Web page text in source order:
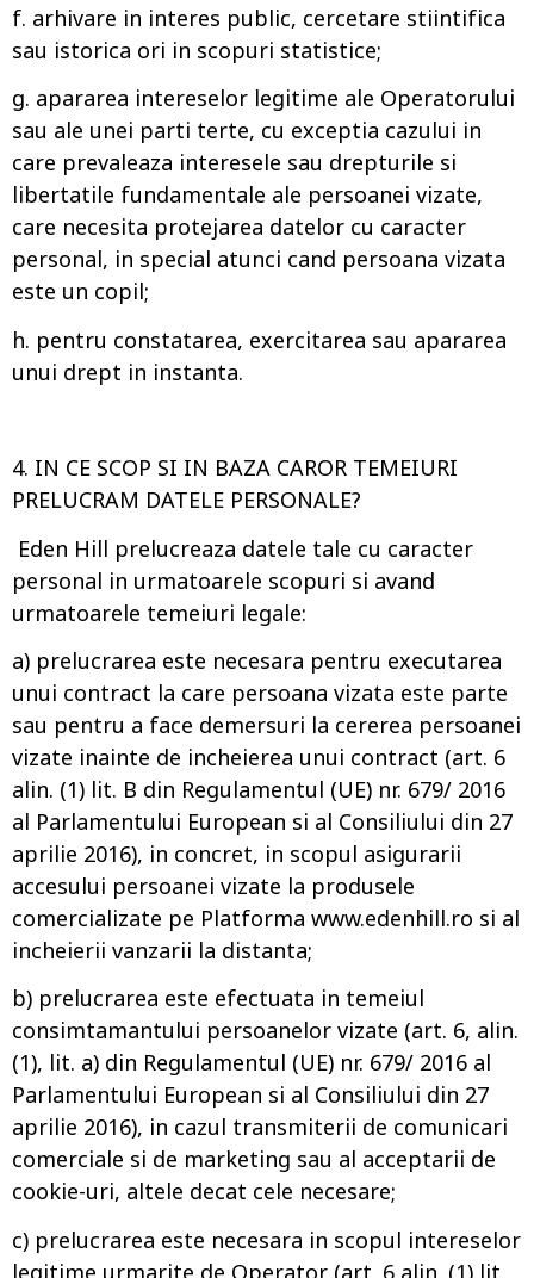
f. arhivare in interes public, cercetare stiintifica
sau istorica ori in scopuri statistice;
g. apararea intereselor legitime ale Operatorului
sau ale unei parti terte, cu exceptia cazului in
care prevaleaza interesele sau drepturile si
libertatile fundamentale ale persoanei vizate,
care necesita protejarea datelor cu caracter
personal, in special atunci cand persoana vizata
este un copil;
h. pentru constatarea, exercitarea sau apararea
unui drept in instanta.
4. IN CE SCOP SI IN BAZA CAROR TEMEIURI
PRELUCRAM DATELE PERSONALE?
Eden Hill prelucreaza datele tale cu caracter
personal in urmatoarele scopuri si avand
urmatoarele temeiuri legale:
a) prelucrarea este necesara pentru executarea
unui contract la care persoana vizata este parte
sau pentru a face demersuri la cererea persoanei
vizate inainte de incheierea unui contract (art. 6
alin. (1) lit. B din Regulamentul (UE) nr. 679/ 2016
al Parlamentului European si al Consiliului din 27
aprilie 2016), in concret, in scopul asigurarii
accesului persoanei vizate la produsele
comercializate pe Platforma www.edenhill.ro si al
incheierii vanzarii la distanta;
b) prelucrarea este efectuata in temeiul
consimtamantului persoanelor vizate (art. 6, alin.
(1), lit. a) din Regulamentul (UE) nr. 679/ 2016 al
Parlamentului European si al Consiliului din 27
aprilie 2016), in cazul transmiterii de comunicari
comerciale si de marketing sau al acceptarii de
cookie-uri, altele decat cele necesare;
c) prelucrarea este necesara in scopul intereselor
legitime urmarite de Operator (art. 6 alin. (1) lit.